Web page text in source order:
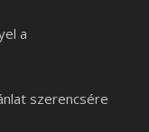
a
szerencsére